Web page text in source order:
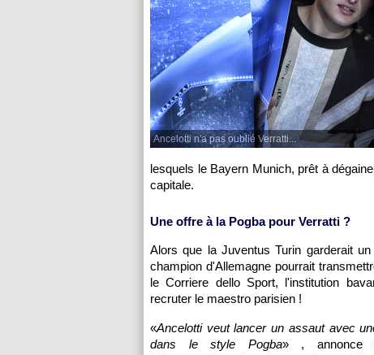
Ancelotti n'a pas oublié Verratti...
lesquels le Bayern Munich, prêt à
capitale.
Une offre à la Pogba pour Verratti ?
Alors que la Juventus Turin garderait
champion d'Allemagne pourrait
le Corriere dello Sport, l'institution
recruter le maestro parisien !
«Ancelotti veut lancer un assaut avec
dans le style Pogba» , annonce